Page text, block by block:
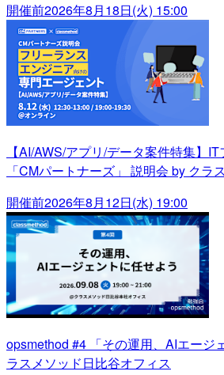
開催前2026年8月18日(火) 15:00
【AI/AWS/アプリ/データ案件特集】
「CMパートナーズ」 説明会 by クラ
開催前2026年8月12日(水) 19:00
opsmethod #4 「その運用、AIエージ
ラスメソッド日比谷オフィス